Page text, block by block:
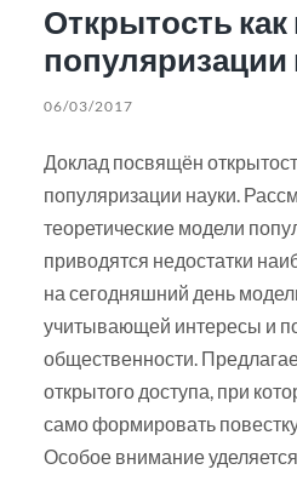
Открытость
популяризации
06/03/2017
Доклад посвящён
популяризации науки.
теоретические модели
приводятся недостатки
на сегодняшний день
учитывающей интересы и
общественности.
открытого доступа, при
само формировать
Особое внимание